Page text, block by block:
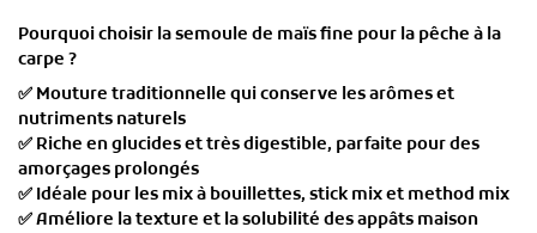
Pourquoi choisir la semoule de maïs fine pour la pêche à la
carpe ?
✅ Mouture traditionnelle qui conserve les arômes et
nutriments naturels
✅ Riche en glucides et très digestible, parfaite pour des
amorçages prolongés
✅ Idéale pour les mix à bouillettes, stick mix et method mix
✅Améliore la texture et la solubilité des appâts maison